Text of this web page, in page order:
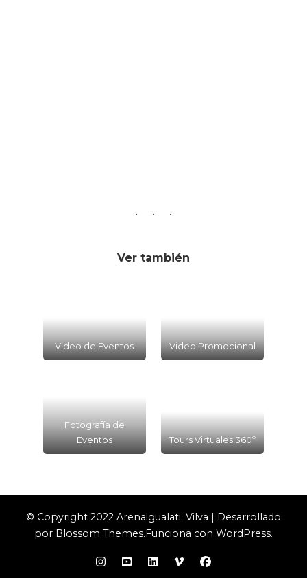
Ver también
Video de Eventos Video Promocional
Fotografía de
Eventos
Tours Virtuales 360º
© Copyright 2022 Arenaigualati. Vilva | Desarrollado
por Blossom Themes.Funciona con WordPress.